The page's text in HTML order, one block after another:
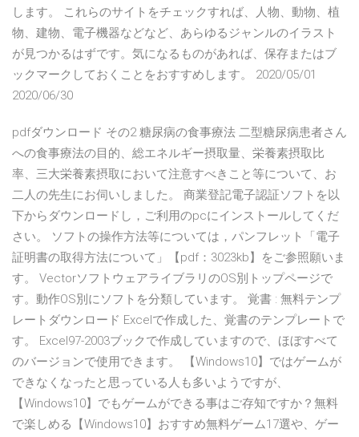
します。 これらのサイトをチェックすれば、人物、動物、植
物、建物、電子機器などなど、あらゆるジャンルのイラスト
が見つかるはずです。気になるものがあれば、保存またはブ
ックマークしておくことをおすすめします。 2020/05/01
2020/06/30
pdfダウンロード その2 糖尿病の食事療法 二型糖尿病患者さん
への食事療法の目的、総エネルギー摂取量、栄養素摂取比
率、三大栄養素摂取において注意すべきこと等について、お
二人の先生にお伺いしました。 商業登記電子認証ソフトを以
下からダウンロードし，ご利用のpcにインストールしてくだ
さい。 ソフトの操作方法等については，パンフレット「電子
証明書の取得方法について」【pdf：3023kb】をご参照願いま
す。 VectorソフトウェアライブラリのOS別トップページで
す。動作OS別にソフトを分類しています。 覚書 : 無料テンプ
レートダウンロード Excelで作成した、覚書のテンプレートで
す。 Excel97-2003ブックで作成していますので、ほぼすべて
のバージョンで使用できます。 【Windows10】ではゲームが
できなくなったと思っている人も多いようですが、
【Windows10】でもゲームができる事はご存知ですか？無料
で楽しめる【Windows10】おすすめ無料ゲーム17選や、ゲー